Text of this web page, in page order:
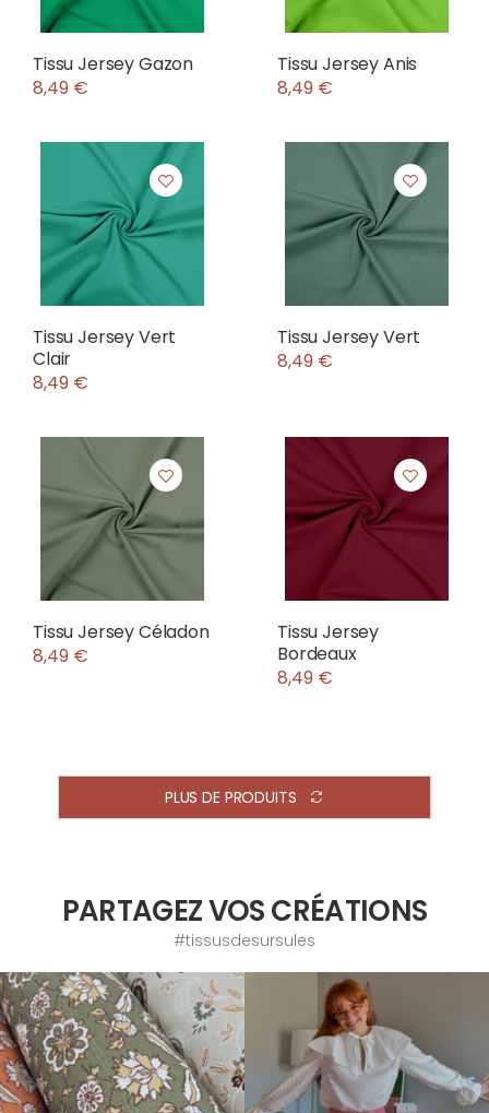
Tissu Jersey Gazon
8,49 €
Tissu Jersey Anis
8,49 €
Tissu Jersey Vert
Clair
8,49 €
Tissu Jersey Vert
8,49 €
Tissu Jersey Céladon
8,49 €
Tissu Jersey
Bordeaux
8,49 €
PLUS DE PRODUITS
PARTAGEZ VOS CRÉATIONS
#tissusdesursules